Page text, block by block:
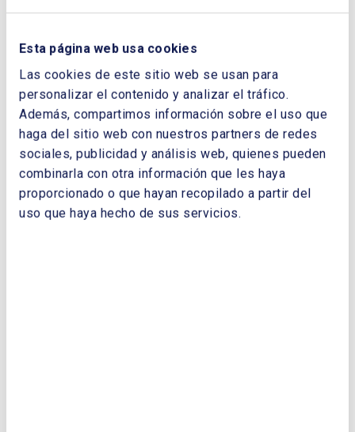
Esta página web usa cookies
Las cookies de este sitio web se usan para
personalizar el contenido y analizar el tráfico.
Además, compartimos información sobre el uso que
haga del sitio web con nuestros partners de redes
sociales, publicidad y análisis web, quienes pueden
combinarla con otra información que les haya
proporcionado o que hayan recopilado a partir del
uso que haya hecho de sus servicios.
Reforma eléctrica en España. (Una
de Universidad, Presidente de la
Comisión de RSC de AECA, Expresidente
de UNESA
La Revolución Copernicana del nuevo
modelo de precios eléctricos. Andrés
Seco García, Director General de
Operación de Red Eléctrica de España,
Miguel Ángel Muro Villalón, Jefe de
Departamento de Liquidaciones de Red
Eléctrica de España